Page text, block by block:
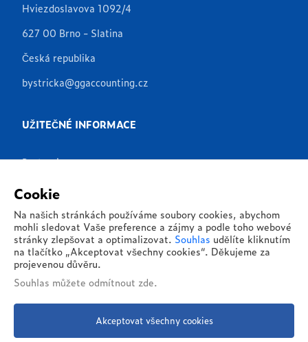
Hviezdoslavova 1092/4
627 00 Brno - Slatina
Česká republika
bystricka@ggaccounting.cz
UŽITEČNÉ INFORMACE
Partneři
Produkty
Aplikace
Reference
O nás
Kontakty
Cookie
Na našich stránkách používáme soubory cookies, abychom
mohli sledovat Vaše preference a zájmy a podle toho webové
stránky zlepšovat a optimalizovat. Souhlas udělíte kliknutím
na tlačítko „Akceptovat všechny cookies“. Děkujeme za
projevenou důvěru.
Souhlas můžete odmítnout zde.
Akceptovat všechny cookies